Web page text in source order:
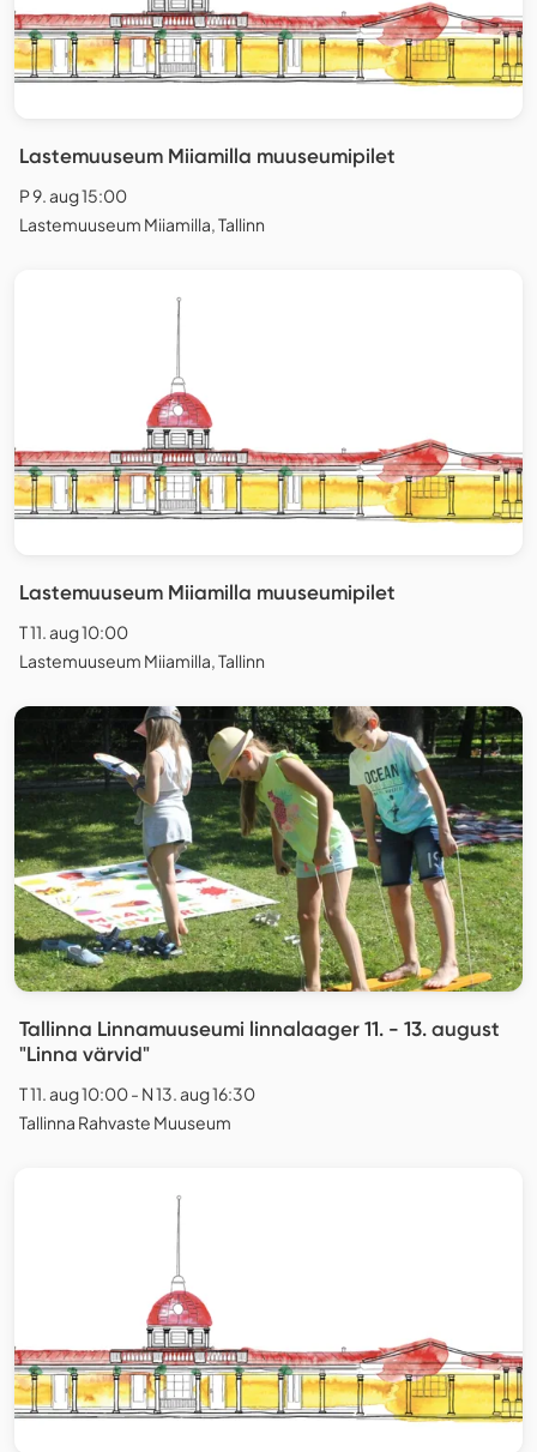
Lastemuuseum Miiamilla muuseumipilet
P 9. aug 15:00
Lastemuuseum Miiamilla, Tallinn
Lastemuuseum Miiamilla muuseumipilet
T 11. aug 10:00
Lastemuuseum Miiamilla, Tallinn
Tallinna Linnamuuseumi linnalaager 11. - 13. august
"Linna värvid"
T 11. aug 10:00 - N 13. aug 16:30
Tallinna Rahvaste Muuseum